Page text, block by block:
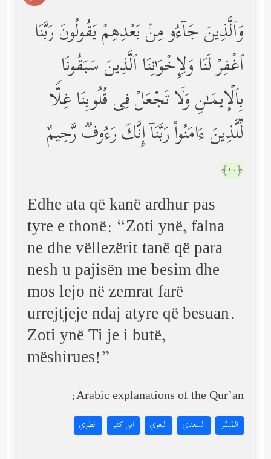
وَٱلَّذِینَ جَاۤءُو مِنۢ بَعۡدِهِمۡ یَقُولُونَ رَبَّنَا
ٱغۡفِرۡ لَنَا وَلِإِخۡوَ ٰ⁠نِنَا ٱلَّذِینَ سَبَقُونَا
بِٱلۡإِیمَـٰنِ وَلَا تَجۡعَلۡ فِی قُلُوبِنَا غِلࣰّا
لِّلَّذِینَ ءَامَنُواْ رَبَّنَاۤ إِنَّكَ رَءُوفࣱ رَّحِیمٌ
﴿١٠﴾
Edhe ata që kanë ardhur pas
tyre e thonë: “Zoti ynë, falna
ne dhe vëllezërit tanë që para
nesh u pajisën me besim dhe
mos lejo në zemrat farë
urrejtjeje ndaj atyre që besuan.
Zoti ynë Ti je i butë,
mëshirues!”
Arabic explanations of the Qur’an:
المُيسَّر السعدي البغوي ابن كثير الطبري